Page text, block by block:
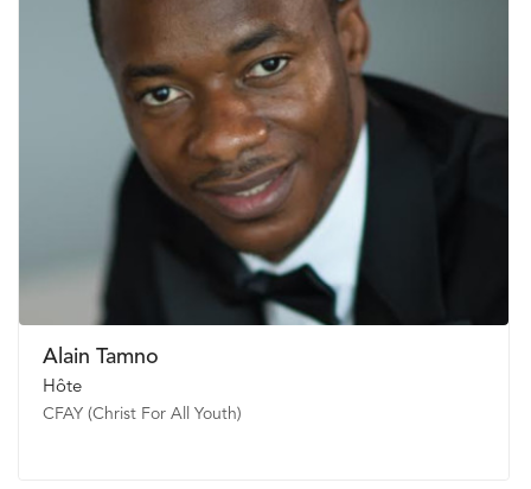
Alain Tamno
Hôte
CFAY (Christ For All Youth)